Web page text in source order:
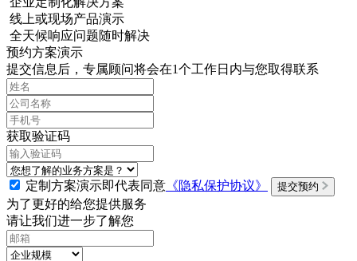
线上或现场产品演示
全天候响应问题随时解决
预约方案演示
提交信息后，专属顾问将会在1个工作日内与您取得联系
获取验证码
定制方案演示即代表同意 《隐私保护协议》 提交预约
为了更好的给您提供服务
请让我们进一步了解您